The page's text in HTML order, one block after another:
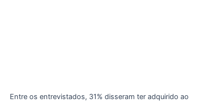
Entre os entrevistados, 31% disseram ter adquirido ao